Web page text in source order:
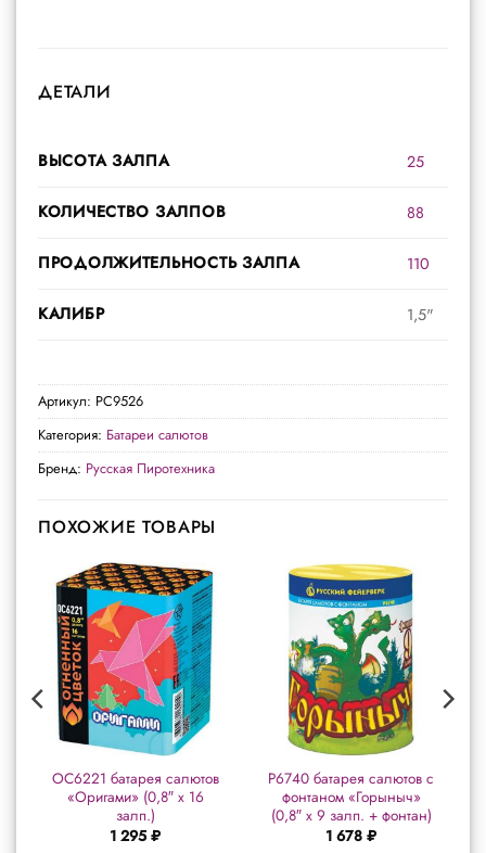
ДЕТАЛИ
ВЫСОТА ЗАЛПА 25
КОЛИЧЕСТВО ЗАЛПОВ 88
ПРОДОЛЖИТЕЛЬНОСТЬ ЗАЛПА 110
КАЛИБР 1,5"
Артикул: РС9526
Категория: Батареи салютов
Бренд: Русская Пиротехника
ПОХОЖИЕ ТОВАРЫ
ОС6221 батарея салютов
«Оригами» (0,8″ х 16
залп.)
1 295 ₽
Р6740 батарея салютов с
фонтаном «Горыныч»
(0,8″ х 9 залп. + фонтан)
1 678 ₽